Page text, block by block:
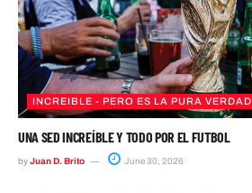
INCREIBLE - PERO ES LA PURA VERDAD
UNA SED INCREÍBLE Y TODO POR EL FUTBOL
byJuan D. Brito June 30, 2026